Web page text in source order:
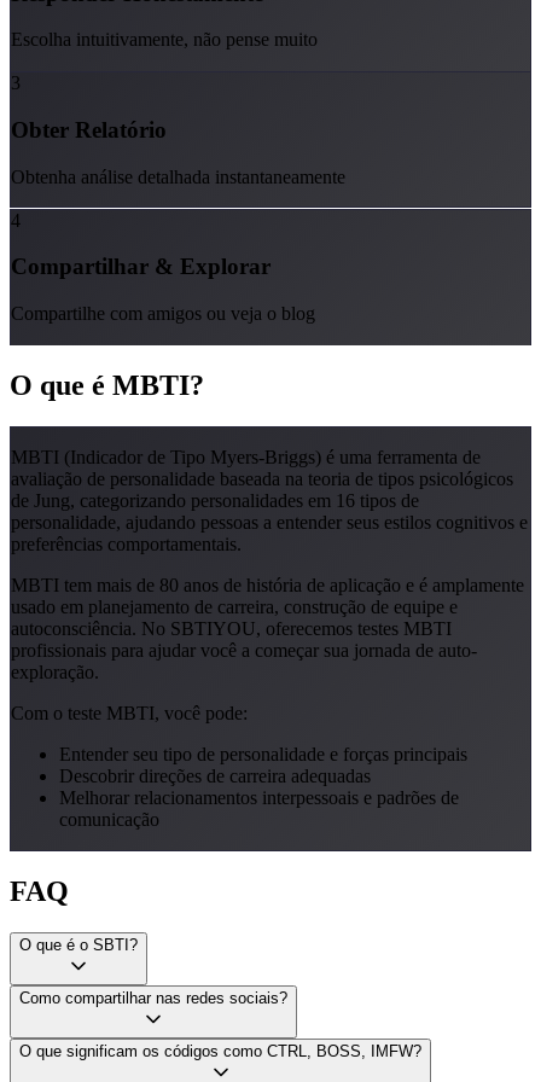
Escolha intuitivamente, não pense muito
3
Obter Relatório
Obtenha análise detalhada instantaneamente
4
Compartilhar & Explorar
Compartilhe com amigos ou veja o blog
O que é MBTI?
MBTI (Indicador de Tipo Myers-Briggs) é uma ferramenta de
avaliação de personalidade baseada na teoria de tipos psicológicos
de Jung, categorizando personalidades em 16 tipos de
personalidade, ajudando pessoas a entender seus estilos cognitivos e
preferências comportamentais.
MBTI tem mais de 80 anos de história de aplicação e é amplamente
usado em planejamento de carreira, construção de equipe e
autoconsciência. No SBTIYOU, oferecemos testes MBTI
profissionais para ajudar você a começar sua jornada de auto-
exploração.
Com o teste MBTI, você pode:
Entender seu tipo de personalidade e forças principais
Descobrir direções de carreira adequadas
Melhorar relacionamentos interpessoais e padrões de
comunicação
FAQ
O que é o SBTI?
Como compartilhar nas redes sociais?
O que significam os códigos como CTRL, BOSS, IMFW?